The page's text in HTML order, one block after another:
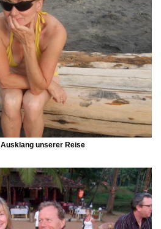
unserer Reise